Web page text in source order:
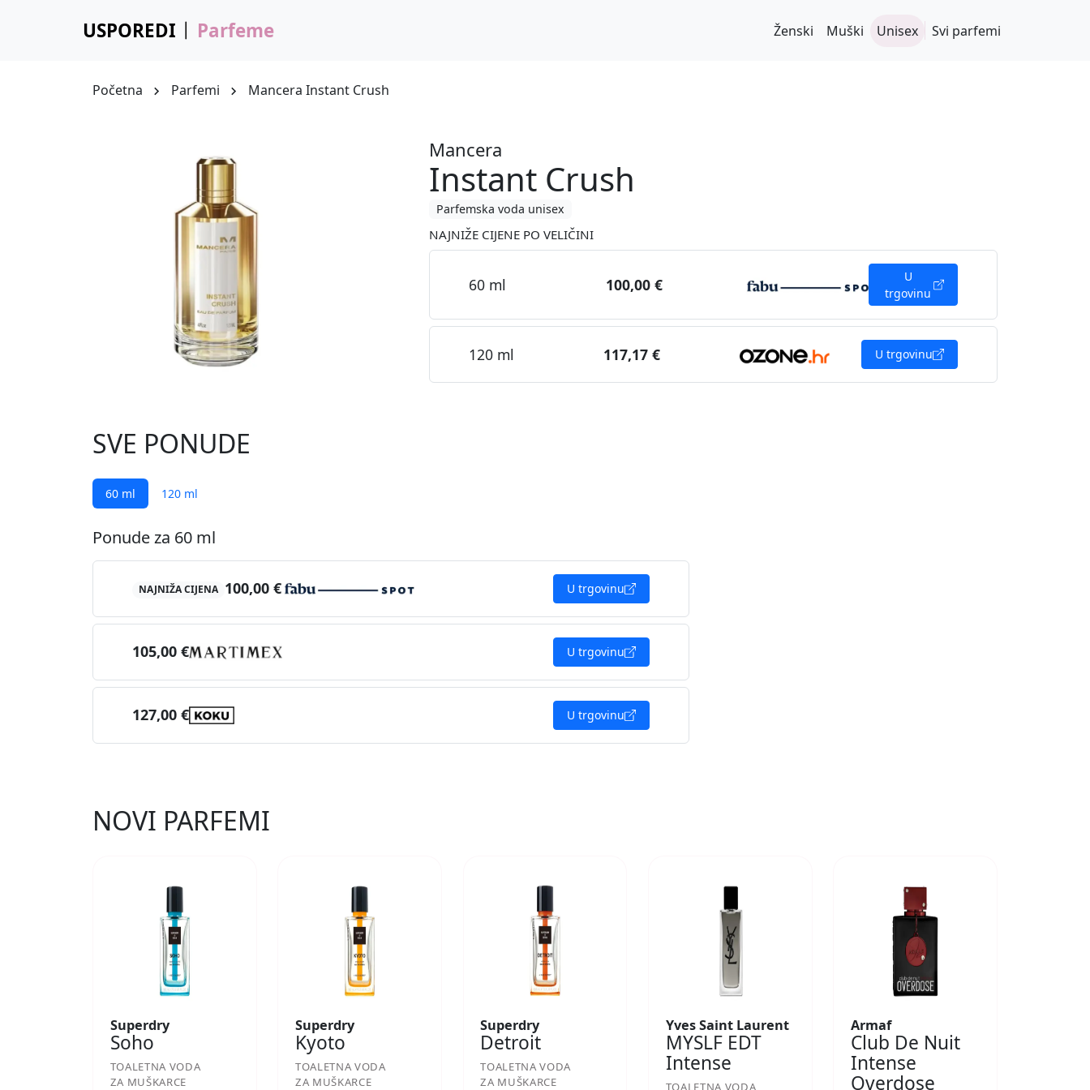
USPOREDI Parfeme Ženski Muški Unisex Svi parfemi
Početna Parfemi Mancera Instant Crush
Mancera
Instant Crush
Parfemska voda unisex
NAJNIŽE CIJENE PO VELIČINI
60 ml 100,00 €
U
trgovinu
120 ml 117,17 € U trgovinu
SVE PONUDE
60 ml 120 ml
Ponude za 60 ml
NAJNIŽA CIJENA 100,00 € U trgovinu
105,00 € U trgovinu
127,00 € U trgovinu
NOVI PARFEMI
Superdry
Soho
TOALETNA VODA
ZA MUŠKARCE
Superdry
Kyoto
TOALETNA VODA
ZA MUŠKARCE
Superdry
Detroit
TOALETNA VODA
ZA MUŠKARCE
Yves Saint Laurent
MYSLF EDT
Intense
TOALETNA VODA
Armaf
Club De Nuit
Intense
Overdose